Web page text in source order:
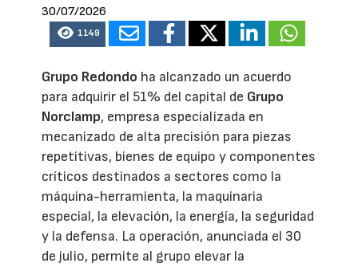
30/07/2026
1149
Grupo Redondo ha alcanzado un acuerdo
para adquirir el 51% del capital de Grupo
Norclamp, empresa especializada en
mecanizado de alta precisión para piezas
repetitivas, bienes de equipo y componentes
críticos destinados a sectores como la
máquina-herramienta, la maquinaria
especial, la elevación, la energía, la seguridad
y la defensa. La operación, anunciada el 30
de julio, permite al grupo elevar la